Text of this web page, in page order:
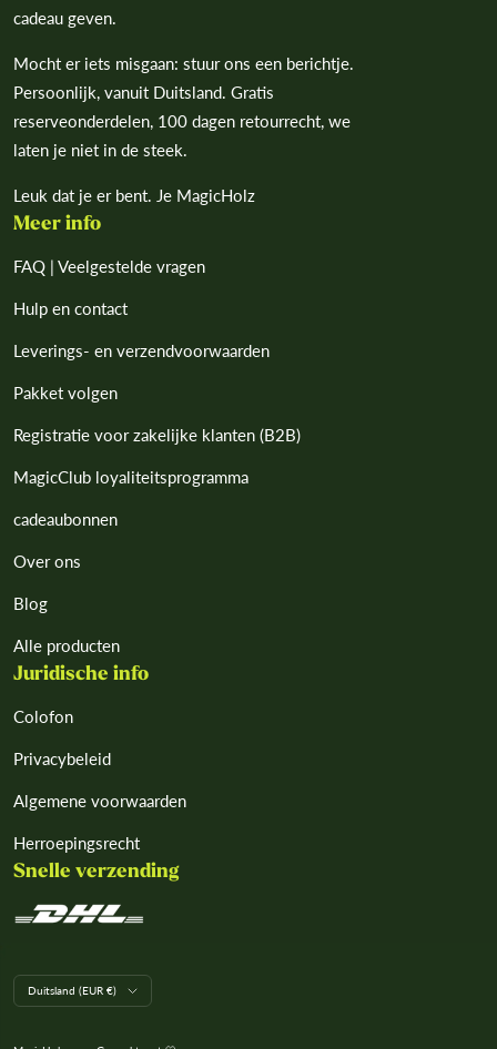
cadeau geven.
Mocht er iets misgaan: stuur ons een berichtje.
Persoonlijk, vanuit Duitsland. Gratis
reserveonderdelen, 100 dagen retourrecht, we
laten je niet in de steek.
Leuk dat je er bent. Je MagicHolz
Meer info
FAQ | Veelgestelde vragen
Hulp en contact
Leverings- en verzendvoorwaarden
Pakket volgen
Registratie voor zakelijke klanten (B2B)
MagicClub loyaliteitsprogramma
cadeaubonnen
Over ons
Blog
Alle producten
Juridische info
Colofon
Privacybeleid
Algemene voorwaarden
Herroepingsrecht
Snelle verzending
L
a
Duitsland (EUR €)